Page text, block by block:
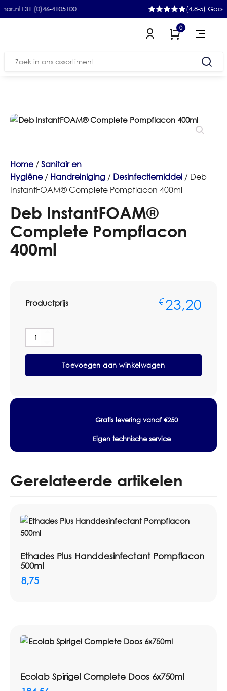
(0)46-4105100 (4,8-5) Google
0
Zoeken
Home/Sanitair en
Hygiëne/ Handreiniging / Desinfectiemiddel / Deb
InstantFOAM® Complete Pompflacon 400ml
Deb InstantFOAM®
Complete Pompflacon
400ml
Productprijs €23,20
Deb
InstantFOAM®
Complete
400ml
Toevoegen aan winkelwagen
Gratis levering vanaf €250
Eigen technische service
Gerelateerde artikelen
Ethades Plus Handdesinfectant Pompflacon
500ml
8,75
Ecolab Spirigel Complete Doos 6x750ml